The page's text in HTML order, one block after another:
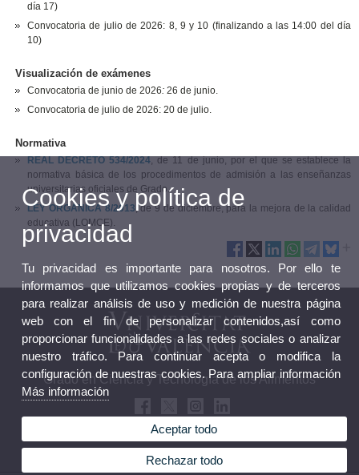
día 17)
Convocatoria de julio de 2026: 8, 9 y 10 (finalizando a las 14:00 del día
10)
Visualización de exámenes
Convocatoria de junio de 2026:26 de junio.
Convocatoria de julio de 2026: 20 de julio.
Normativa
REAL DECRETO 534/2024, de 11 de junio, por el que se establece la
normativa básica de los procedimentos de admisión a las enseñanzas
universitarias oficiales de Grado.
LEY ORGÁNICA 8/2013, de 9 de diciembre, para la mejora de la calidad
educativa (LOMCE).
Grado en Ciencia y Tecnología de los Alimentos
Cookies y política de
privacidad
Tu privacidad es importante para nosotros. Por ello te
informamos que utilizamos cookies propias y de terceros
para realizar análisis de uso y medición de nuestra página
web con el fin de personalizar contenidos,así como
proporcionar funcionalidades a las redes sociales o analizar
nuestro tráfico. Para continuar acepta o modifica la
configuración de nuestras cookies. Para ampliar información
Más información
Aceptar todo
Rechazar todo